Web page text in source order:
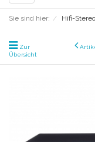
navigation
Sie sind hier: Hifi-Stereo
Zur
Übersicht